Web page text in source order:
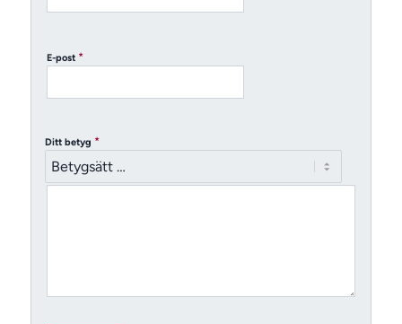
E-post *
Ditt betyg *